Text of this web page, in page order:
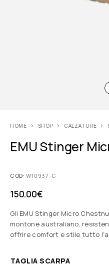
HOME SHOP CALZATURE
EMU Stinger
COD:W10937-C
150.00€
Gli EMU Stinger Micro
montone australiano,
offrire comfort e stile tutto
TAGLIA SCARPA